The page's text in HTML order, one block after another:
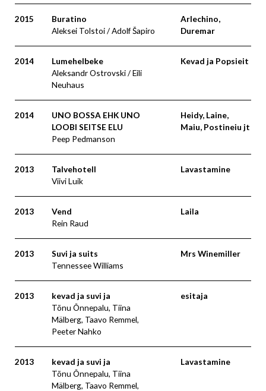
2015
Buratino
Aleksei Tolstoi / Adolf Šapiro
Arlechino,
Duremar
2014
Lumehelbeke
Aleksandr Ostrovski / Eili
Neuhaus
Kevad ja Popsieit
2014
UNO BOSSA EHK UNO
LOOBI SEITSE ELU
Peep Pedmanson
Heidy, Laine,
Maiu, Postineiu jt
2013
Talvehotell
Viivi Luik
Lavastamine
2013
Vend
Rein Raud
Laila
2013
Suvi ja suits
Tennessee Williams
Mrs Winemiller
2013
kevad ja suvi ja
Tõnu Õnnepalu, Tiina
Mälberg, Taavo Remmel,
Peeter Nahko
esitaja
2013
kevad ja suvi ja
Tõnu Õnnepalu, Tiina
Mälberg, Taavo Remmel,
Lavastamine